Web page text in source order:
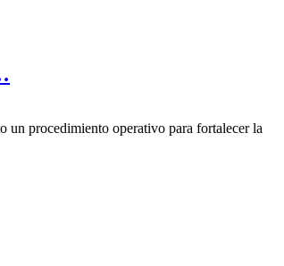
procedimiento operativo para fortalecer la